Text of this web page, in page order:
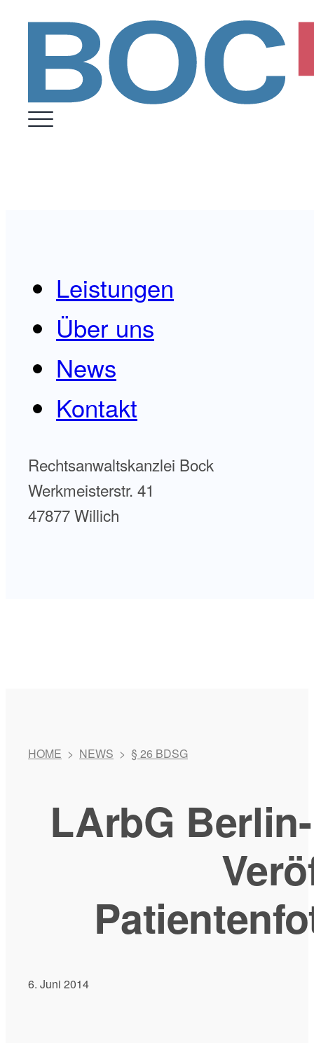
Leistungen
Über uns
News
Kontakt
Rechtsanwaltskanzlei Bock
Werkmeisterstr. 41
47877 Willich
HOME > NEWS > § 26 BDSG
LArbG
6. Juni 2014